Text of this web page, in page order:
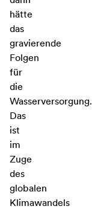
hätte
das
gravierende
Folgen
für
die
Wasserversorgung.
Das
ist
im
Zuge
des
globalen
Klimawandels